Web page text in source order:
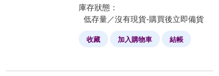
庫存狀態：
低存量／沒有現貨-購買後立即備貨
收藏 加入購物車 結帳